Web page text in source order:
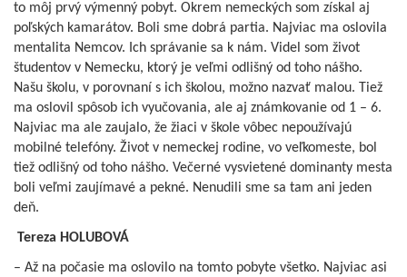
to môj prvý výmenný pobyt. Okrem nemeckých som získal aj
poľských kamarátov. Boli sme dobrá partia. Najviac ma oslovila
mentalita Nemcov. Ich správanie sa k nám. Videl som život
študentov v Nemecku, ktorý je veľmi odlišný od toho nášho.
Našu školu, v porovnaní s ich školou, možno nazvať malou. Tiež
ma oslovil spôsob ich vyučovania, ale aj známkovanie od 1 – 6.
Najviac ma ale zaujalo, že žiaci v škole vôbec nepoužívajú
mobilné telefóny. Život v nemeckej rodine, vo veľkomeste, bol
tiež odlišný od toho nášho. Večerné vysvietené dominanty mesta
boli veľmi zaujímavé a pekné. Nenudili sme sa tam ani jeden
deň.
Tereza HOLUBOVÁ
– Až na počasie ma oslovilo na tomto pobyte všetko. Najviac asi